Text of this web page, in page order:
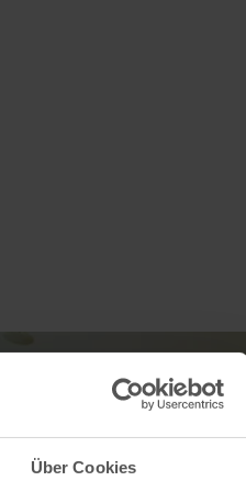
Über Cookies